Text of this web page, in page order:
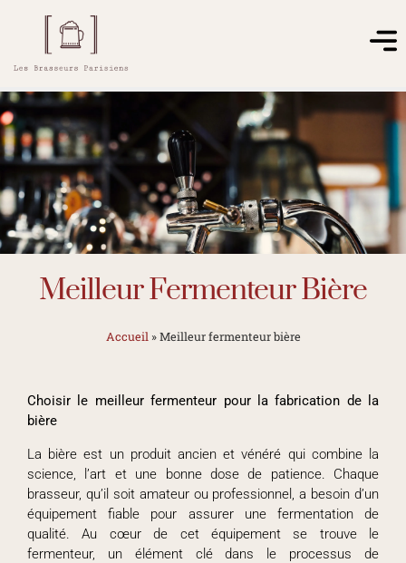
Meilleur Fermenteur Bière
Accueil»Meilleur fermenteur bière
Choisir le meilleur fermenteur pour la fabrication de la
bière
La bière est un produit ancien et vénéré qui combine la
science, l’art et une bonne dose de patience. Chaque
brasseur, qu’il soit amateur ou professionnel, a besoin d’un
équipement fiable pour assurer une fermentation de
qualité. Au cœur de cet équipement se trouve le
fermenteur, un élément clé dans le processus de